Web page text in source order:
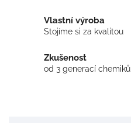
Vlastní výroba
Stojíme si za kvalitou
Zkušenost
od 3 generací chemiků